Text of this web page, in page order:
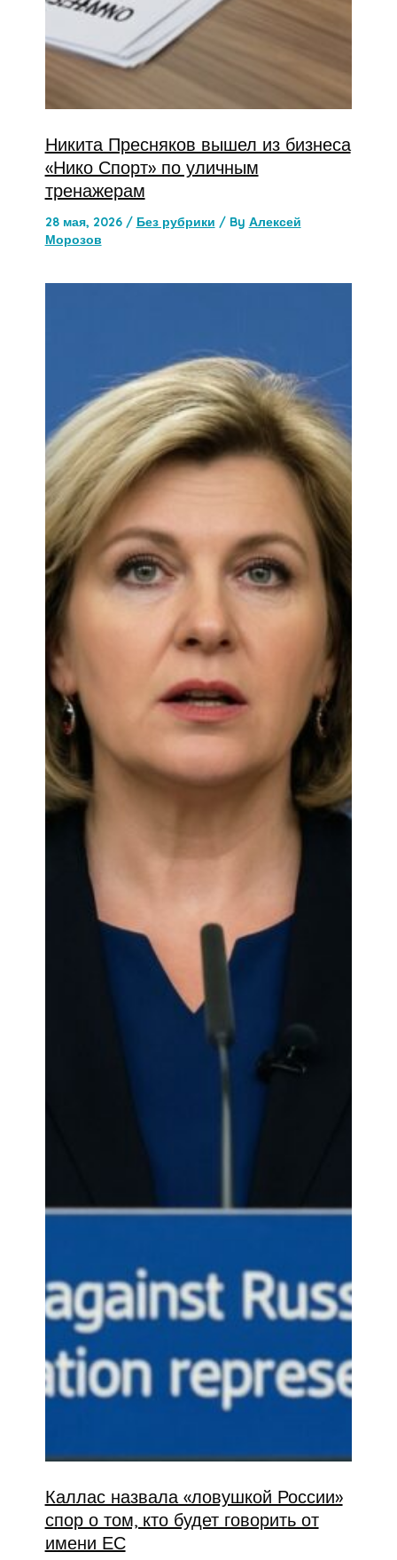
Никита Пресняков вышел из бизнеса
«Нико Спорт» по уличным
тренажерам
28 мая, 2026 / Без рубрики / By Алексей
Морозов
Каллас назвала «ловушкой России»
спор о том, кто будет говорить от
имени ЕС